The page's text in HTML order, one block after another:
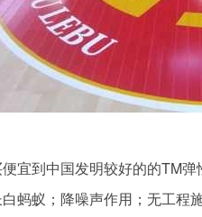
到中国发明较好的的TM弹
蚂蚁；降噪声作用；无工